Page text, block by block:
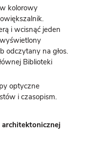
kolorowy
i wcisnąć jeden
odczytany na głos.
Biblioteki
optyczne
i czasopism.